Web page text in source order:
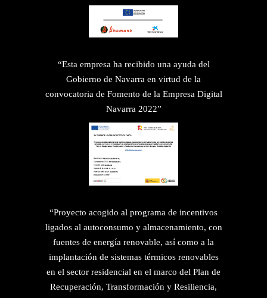
“Esta empresa ha recibido una ayuda del
Gobierno de Navarra en virtud de la
convocatoria de Fomento de la Empresa Digital
Navarra 2022”
“Proyecto acogido al programa de incentivos
ligados al autoconsumo y almacenamiento, con
fuentes de energía renovable, así como a la
implantación de sistemas térmicos renovables
en el sector residencial en el marco del Plan de
Recuperación, Transformación y Resiliencia,